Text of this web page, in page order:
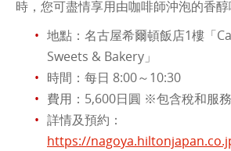
時，您可盡情享用由咖啡師沖泡的香醇
地點：名古屋希爾頓飯店1樓「
Sweets & Bakery」
時間：每日 8:00～10:30
費用：5,600日圓 ※包含稅和服
詳情及預約：
https://